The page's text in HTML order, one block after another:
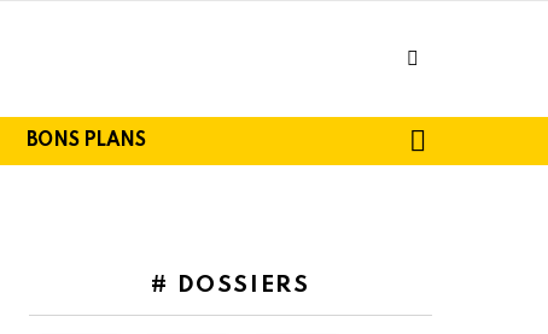
BONS PLANS
# DOSSIERS